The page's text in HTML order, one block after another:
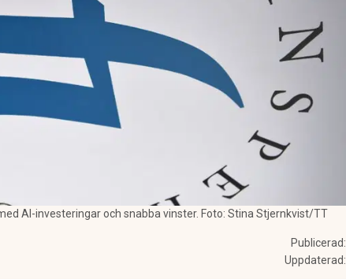
AI-investeringar och snabba vinster. Foto: Stina Stjernkvist/TT
Publicerad:
Uppdaterad: